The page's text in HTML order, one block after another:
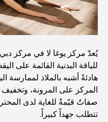
أفضل المقاهي في وسط
الانتقال إلى دبي من
رحلة سفاري فاخرة ليلية
يُعدّ مركز يوغا لا في مركز
للياقة البدنية القائمة على
هادئةً أشبه بالملاذ لممارسة
المركز على المرونة، وتخفيف
صفاتٌ قيّمةٌ للغاية لدى
تتطلب جهداً كبيراً.